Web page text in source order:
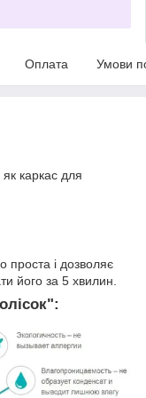
Оплата Умови
каркас для
проста і дозволяє
його за 5 хвилин.